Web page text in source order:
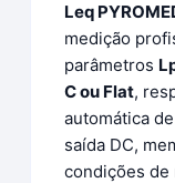
Leq
medição
parâmetros
C ou Flat,
automática
saída DC,
condições de